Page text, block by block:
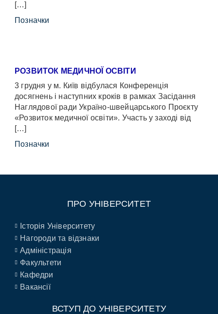
[…]
Позначки
РОЗВИТОК МЕДИЧНОЇ ОСВІТИ
3 грудня у м. Київ відбулася Конференція
досягнень і наступних кроків в рамках Засідання
Наглядової ради Україно-швейцарського Проєкту
«Розвиток медичної освіти». Участь у заході від
[…]
Позначки
ПРО УНІВЕРСИТЕТ
Історія Університету
Нагороди та відзнаки
Адміністрація
Факультети
Кафедри
Вакансії
ВСТУП ДО УНІВЕРСИТЕТУ